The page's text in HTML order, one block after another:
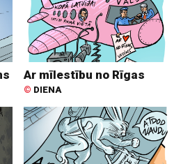
Ar mīlestību no Rīgas
© DIENA